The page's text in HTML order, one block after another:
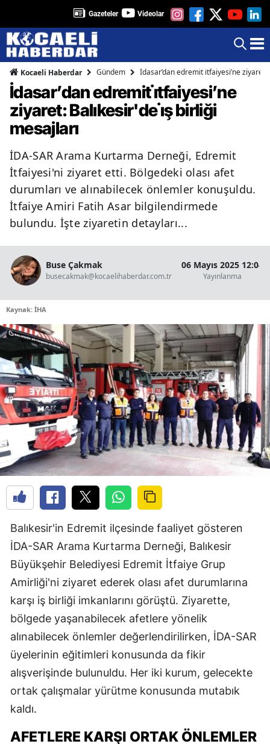
Gazeteler Videolar
Kocaeli Haberdar Gündem İdasar’dan edremit i̇tfaiyesi’ne
İdasar’dan edremit i̇tfaiyesi’ne
ziyaret: Balıkesir'de i̇ş birliği
mesajları
İDA-SAR Arama Kurtarma Derneği, Edremit
İtfaiyesi'ni ziyaret etti. Bölgedeki olası afet
durumları ve alınabilecek önlemler konuşuldu.
İtfaiye Amiri Fatih Asar bilgilendirmede
bulundu. İşte ziyaretin detayları...
Buse Çakmak
busecakmak@kocaelihaberdar.com.tr
06 Mayıs 2025 12:04
Yayınlanma
Kaynak: İHA
Balıkesir'in Edremit ilçesinde faaliyet gösteren
İDA-SAR Arama Kurtarma Derneği, Balıkesir
Büyükşehir Belediyesi Edremit İtfaiye Grup
Amirliği'ni ziyaret ederek olası afet durumlarına
karşı iş birliği imkanlarını görüştü. Ziyarette,
bölgede yaşanabilecek afetlere yönelik
alınabilecek önlemler değerlendirilirken, İDA-SAR
üyelerinin eğitimleri konusunda da fikir
alışverişinde bulunuldu. Her iki kurum, gelecekte
ortak çalışmalar yürütme konusunda mutabık
kaldı.
AFETLERE KARŞI ORTAK ÖNLEMLER